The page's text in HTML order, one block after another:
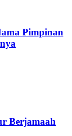
Pimpinan
Berjamaah